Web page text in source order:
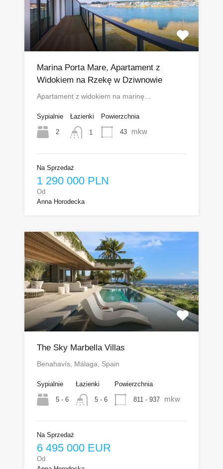
Marina Porta Mare, Apartament z
Widokiem na Rzekę w Dziwnowie
Apartament z widokiem na marinę…
Sypialnie
2
Łazienki
1
Powierzchnia
43 mkw
Na Sprzedaż
1 290 000 PLN
Od
Anna Horodecka
The Sky Marbella Villas
Benahavís, Málaga, Spain
Sypialnie
5 - 6
Łazienki
5 - 6
Powierzchnia
811 - 937 mkw
Na Sprzedaż
6 495 000 EUR
Od